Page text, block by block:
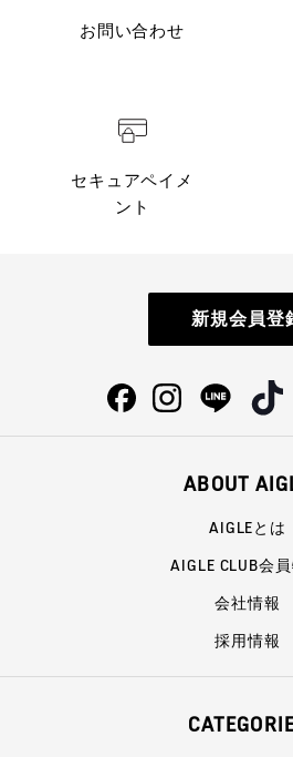
お問い合わせ
セキュアペイメ
ント
新規会員登
ABOUT
AIGLEとは
AIGLE CLUB会
会社情報
採用情報